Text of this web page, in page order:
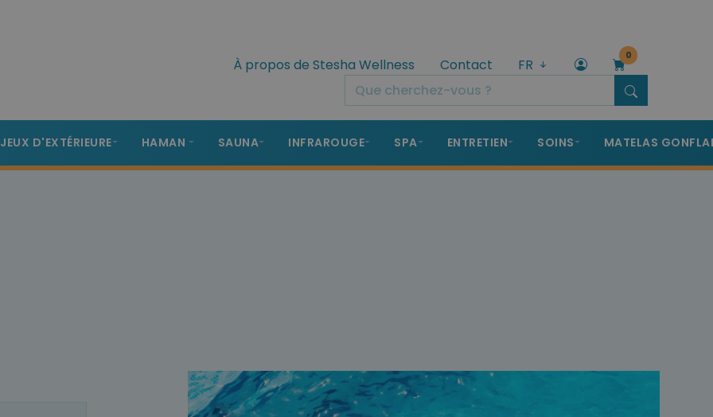
À propos de Stesha Wellness Contact FR
0
D'EXTÉRIEURE HAMAN SAUNA INFRAROUGE SPA ENTRETIEN SOINS MATELAS